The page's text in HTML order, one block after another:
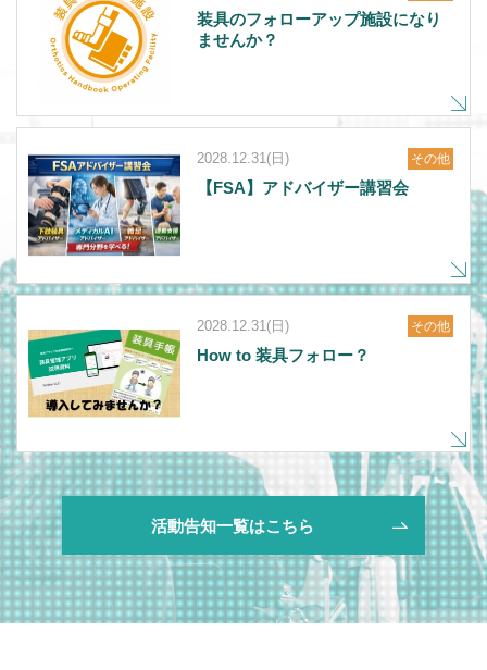
装具のフォローアップ施設になり
ませんか？
2028.12.31(日) その他
【FSA】アドバイザー講習会
2028.12.31(日) その他
How to 装具フォロー？
活動告知一覧はこちら